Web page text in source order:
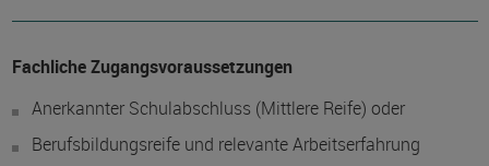
Fachliche Zugangsvoraussetzungen
Anerkannter Schulabschluss (Mittlere Reife) oder
Berufsbildungsreife und relevante Arbeitserfahrung